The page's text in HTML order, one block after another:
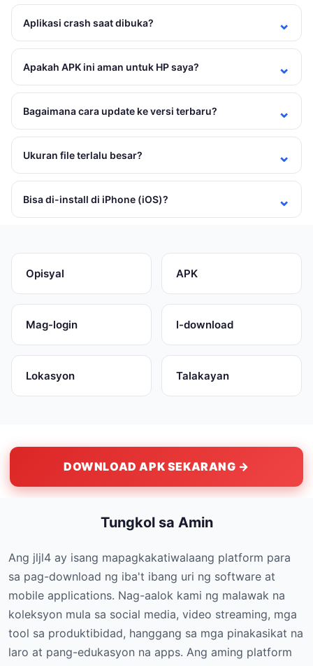
Aplikasi crash saat dibuka?
Apakah APK ini aman untuk HP saya?
Bagaimana cara update ke versi terbaru?
Ukuran file terlalu besar?
Bisa di-install di iPhone (iOS)?
Opisyal APK
Mag-login I-download
Lokasyon Talakayan
DOWNLOAD APK SEKARANG →
Tungkol sa Amin
Ang jljl4 ay isang mapagkakatiwalaang platform para
sa pag-download ng iba't ibang uri ng software at
mobile applications. Nag-aalok kami ng malawak na
koleksyon mula sa social media, video streaming, mga
tool sa produktibidad, hanggang sa mga pinakasikat na
laro at pang-edukasyon na apps. Ang aming platform